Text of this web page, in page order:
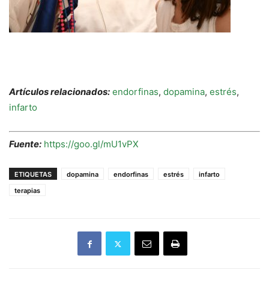
Artículos relacionados: endorfinas, dopamina, estrés,
infarto
Fuente: https://goo.gl/mU1vPX
ETIQUETAS dopamina endorfinas estrés
infarto
terapias